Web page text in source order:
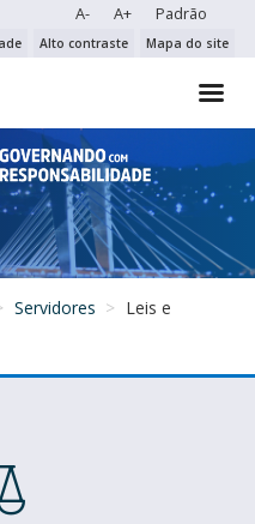
A- A+ Padrão
Alto contraste Mapa do site
Servidores
Leis e